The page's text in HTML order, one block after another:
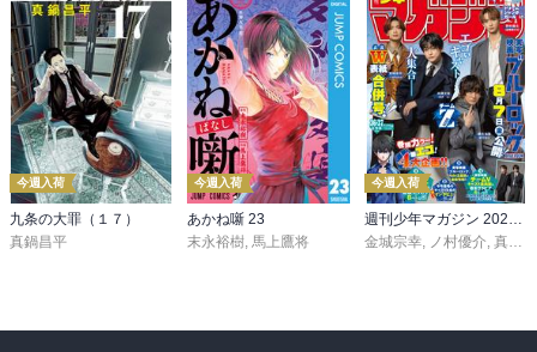
今週入荷
九条の大罪（１７）
真鍋昌平
今週入荷
あかね噺 23
末永裕樹 馬上鷹将
今週入荷
金城宗幸
ノ村優介 真島ヒロ